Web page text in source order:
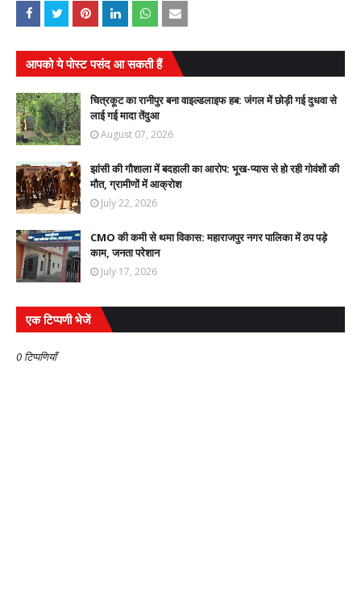
आपको ये पोस्ट पसंद आ सकती हैं
चित्रकूट का रानीपुर बना वाइल्डलाइफ हब: जंगल में छोड़ी गई दुधवा से
लाई गई मादा तेंदुआ
August 07, 2026
झांसी की गौशाला में बदहाली का आरोप: भूख-प्यास से हो रही गोवंशों की
मौत, ग्रामीणों में आक्रोश
July 22, 2026
CMO की कमी से थमा विकास: महाराजपुर नगर पालिका में ठप पड़े
काम, जनता परेशान
July 17, 2026
एक टिप्पणी भेजें
0 टिप्पणियाँ